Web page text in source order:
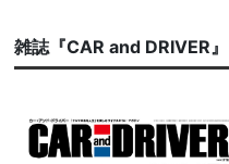
雑誌『CAR and DRIVER